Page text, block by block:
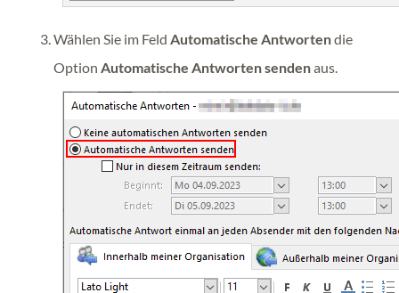
Wählen Sie im Feld Automatische Antwortendie
Option Automatische Antworten sendenaus.